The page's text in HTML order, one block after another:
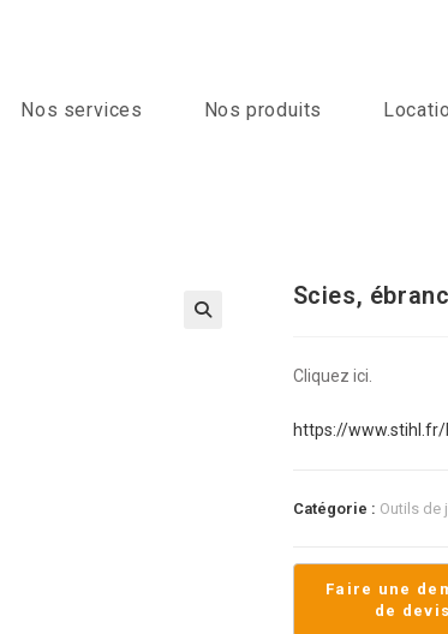
Nos services Nos produits
Scies,
Cliquez ici.
https://
Catégorie : Outils de